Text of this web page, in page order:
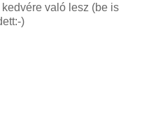
való lesz (be is
)